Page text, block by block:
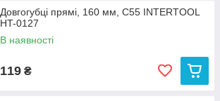
Довгогубці прямі, 160 мм, С55 INTERTOOL
HT-0127
В наявності
119 ₴